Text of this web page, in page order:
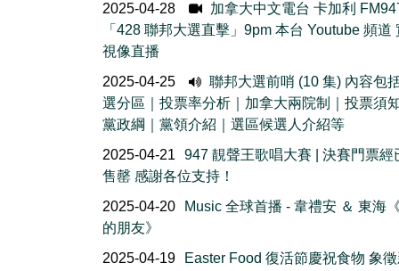
2025-04-28
加拿大中文電台 卡加利
「428 聯邦大選直擊」9pm 本台 Youtube 頻道
視像直播
2025-04-25
聯邦大選前哨 (10 集) 內容包
選分區｜投票率分析｜加拿大兩院制｜投票須
黨政綱｜黨領介紹｜選區候選人介紹等
2025-04-21
947 靚聲王歌唱大賽 | 決賽門票經
售罄 感謝各位支持！
2025-04-20
Music 全球首播 - 韋禮安 ＆ 東海
的朋友》
2025-04-19
Easter Food 復活節慶祝食物 象